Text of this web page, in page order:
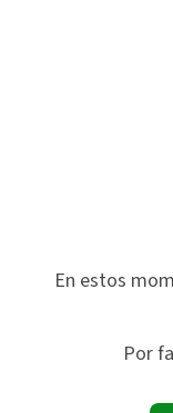
En estos
Por